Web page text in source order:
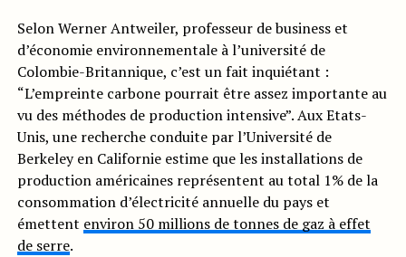
Selon Werner Antweiler, professeur de business et
d’économie environnementale à l’université de
Colombie-Britannique, c’est un fait inquiétant :
“L’empreinte carbone pourrait être assez importante au
vu des méthodes de production intensive”. Aux Etats-
Unis, une recherche conduite par l’Université de
Berkeley en Californie estime que les installations de
production américaines représentent au total 1% de la
consommation d’électricité annuelle du pays et
émettent environ 50 millions de tonnes de gaz à effet
de serre.